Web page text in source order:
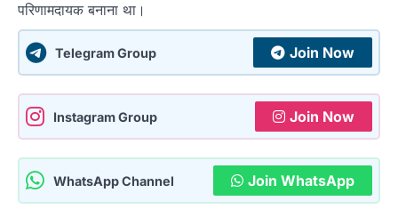
परिणामदायक बनाना था।
Telegram Group Join Now
Instagram Group Join Now
WhatsApp Channel Join WhatsApp